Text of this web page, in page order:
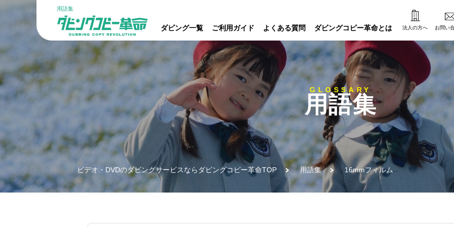
用語集
ダビング一覧 ご利用ガイド よくある質問 ダビングコピー革命とは 法人の方へ お問い
GLOSSARY
用語集
ビデオ・DVDのダビングサービスならダビングコピー革命TOP 用語集 16mmフィルム